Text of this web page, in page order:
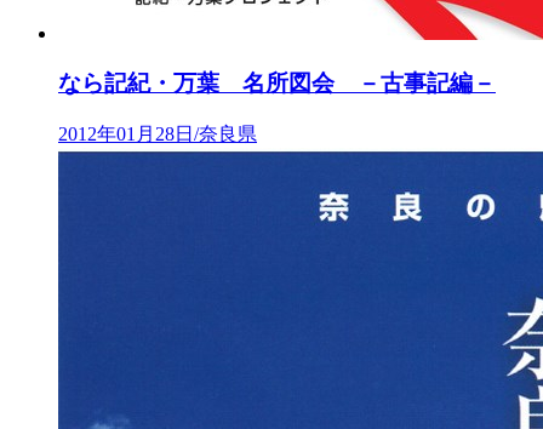
なら記紀・万葉 名所図会 －古事記編－
2012年01月28日/奈良県